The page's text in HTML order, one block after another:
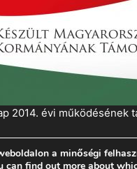
2014. évi
• KészültGeneratePress
a minőségi
can find out more about